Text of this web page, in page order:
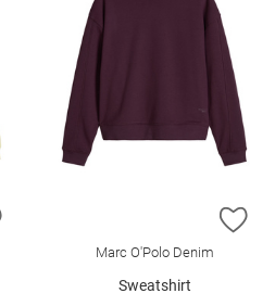
ZUR WUNSCHLISTE HINZUFÜGEN
Marc O'Polo Denim
Sweatshirt